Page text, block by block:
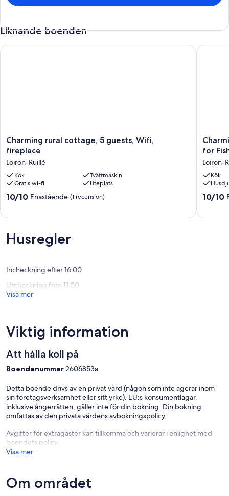
Liknande boenden
Charming
rural
cottage,
5
guests,
Wifi,
fireplace
Loiron-
Charming rural cottage, 5 guests, Wifi,
fireplace
Loiron-Ruillé
Kök
Tvättmaskin
Gratis wi-fi
Uteplats
10.0
(1 recension)
10/10 Enastående (1 recension)
Charming rural cottage, 5 guests, Wifi, fireplace
Rural
with
Private
Pond,
Ideal
for
Loiron-
Kök
10.0
10/10
Husregler
Incheckning efter 16.00
Utcheckning före 11.00
Visa mer
Viktig information
Att hålla koll på
Boendenummer2606853a
Detta boende drivs av en privat värd (någon som inte agerar inom
sin företagsverksamhet eller sitt yrke). EU:s konsumentlagar,
inklusive ångerrätten, gäller inte för din bokning. Din bokning
omfattas av den privata värdens avbokningspolicy.
Avgifter för extragäster kan tillkomma och varierar i enlighet med
boendets policy.
Visa mer
Om området